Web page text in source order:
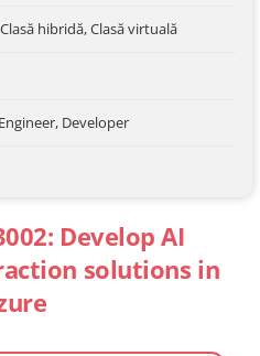
Develop AI
solutions in
hibridă, Clasă virtuală
Developer